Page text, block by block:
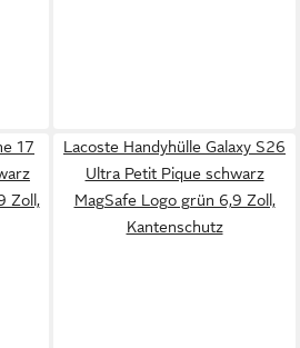
17
Zoll,
Lacoste Handyhülle Galaxy S26
Ultra Petit Pique schwarz
MagSafe Logo grün 6,9 Zoll,
Kantenschutz